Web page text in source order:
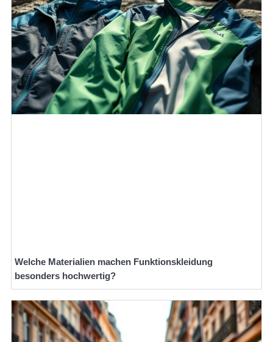
Welche Materialien machen Funktionskleidung
besonders hochwertig?